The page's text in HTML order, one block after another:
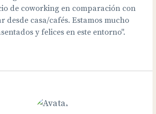
de coworking en comparación con
desde casa/cafés. Estamos mucho
y felices en este entorno".